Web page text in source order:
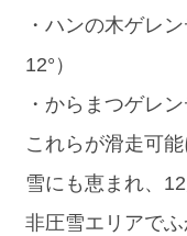
・ハンの木ゲレ
12°）
・からまつゲレ
これらが滑走可
雪にも恵まれ、
非圧雪エリアで